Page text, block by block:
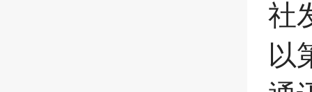
社
以